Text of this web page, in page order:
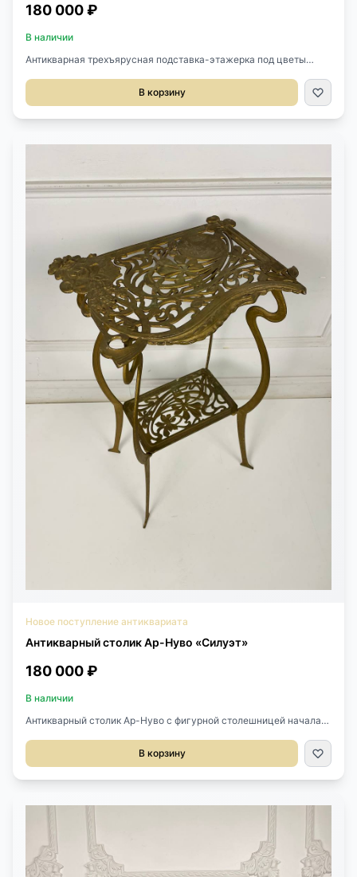
180 000 ₽
В наличии
Антикварная трехъярусная подставка-этажерка под цветы
работа.Размер 48х50х76h см.
В корзину
Новое поступление антиквариата
Антикварный столик Ар-Нуво «Силуэт»
180 000 ₽
В наличии
Антикварный столик Ар-Нуво с фигурной столешницей начала
столешницу украшает силуэт девушки.Лёгкий, ажурный,
изящный.Размер 39х30х73h см.
В корзину